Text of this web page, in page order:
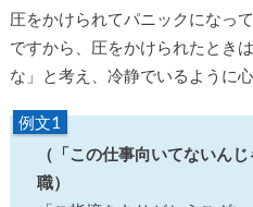
圧をかけられてパニックになっ
ですから、圧をかけられたとき
な」と考え、冷静でいるように
例文1
（「この仕事向いてないん
職）